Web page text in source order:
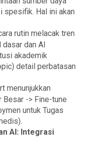
spesifik. Hal ini akan
rutin melacak tren
dan AI
akademik
detail perbatasan
menunjukkan
-> Fine-tune
untuk Tugas
AI: Integrasi